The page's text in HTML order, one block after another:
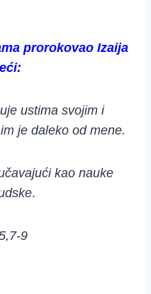
prorokovao Izaija
ustima svojim i
je daleko od mene.
kao nauke
.
9